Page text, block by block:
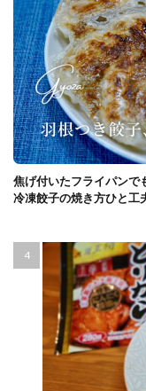
焦げ付いたフライパンで
冷凍餃子の焼き方ひと工